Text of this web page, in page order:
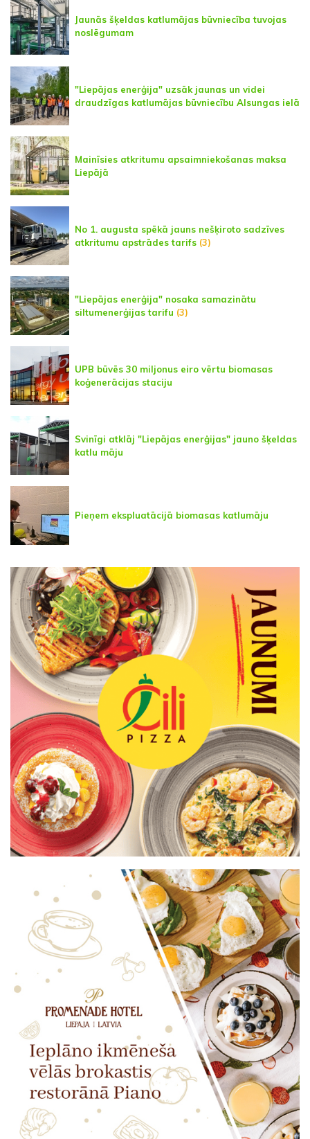
Jaunās šķeldas katlumājas būvniecība tuvojas
noslēgumam
"Liepājas enerģija" uzsāk jaunas un videi
draudzīgas katlumājas būvniecību Alsungas ielā
Mainīsies atkritumu apsaimniekošanas maksa
Liepājā
No 1. augusta spēkā jauns nešķiroto sadzīves
atkritumu apstrādes tarifs (3)
"Liepājas enerģija" nosaka samazinātu
siltumenerģijas tarifu (3)
UPB būvēs 30 miljonus eiro vērtu biomasas
koģenerācijas staciju
Svinīgi atklāj "Liepājas enerģijas" jauno šķeldas
katlu māju
Pieņem ekspluatācijā biomasas katlumāju